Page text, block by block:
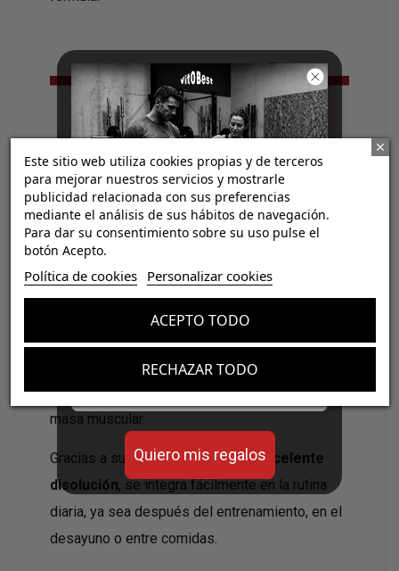
Por su perfil nutricional,
80se posiciona como la opción más completa
y versátil dentro de la gama, con un aporte
ligeramente superior de carbohidratos que la
hace especialmente adecuada para el uso
diario, fases de mantenimiento o aumento de
masa muscular.
Gracias a su textura cremosa y excelente
disolución, se integra fácilmente en la rutina
diaria, ya sea después del entrenamiento, en el
desayuno o entre comidas.
Este sitio web utiliza cookies propias y de terceros
para mejorar nuestros servicios y mostrarle
publicidad relacionada con sus preferencias
mediante el análisis de sus hábitos de navegación.
Para dar su consentimiento sobre su uso pulse el
botón Acepto.
Política de cookies Personalizar cookies
RECHAZAR TODO
ACEPTO TODO
¡Consigue regalos gratis
con tus pedidos!
Aumenta el valor de tus compras con regalos
diseñados para mejorar tu rendimiento
Quiero mis regalos